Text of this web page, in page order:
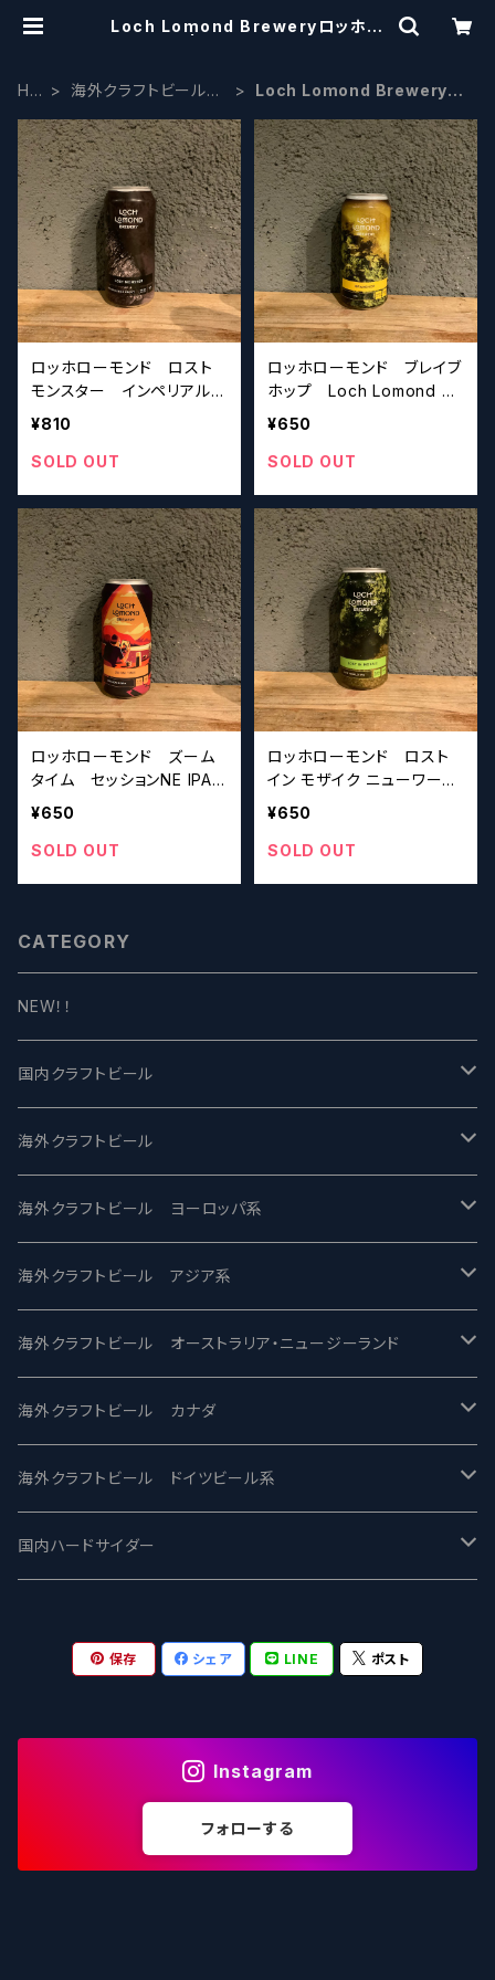
Loch Lomond Breweryロッホロ
HO
海外クラフトビール
Loch Lomond Breweryロ
ロッホローモンド ロスト
モンスター インペリアルミ
ルクスタウト Loch Lomo
er 【クラフトビールシザー
¥810
SOLD OUT
ロッホローモンド ブレイブ
ホップ Loch Lomond Br
ewery Bravehop Amber
ズ】
¥650
SOLD OUT
ロッホローモンド ズーム
タイム セッションNE IPA
Loch Lomond Brewer
ールシザーズ】
¥650
SOLD OUT
ロッホローモンド ロスト
イン モザイク ニューワール
ドIPA Loch Lomond Bre
ラフトビールシザーズ】
¥650
SOLD OUT
CATEGORY
NEW！！
国内クラフトビール
UCHU BREWING -うちゅうブルーイング
バテレ -VERTERE
2nd Story Ale Works -セカンドストーリー
ビアへるん - Beer Hearn
忽布古丹醸造 - HOP KOTAN
ワイマーケットブルーイング Y.Market Brewing
志賀高原ビール - SIGAKOGEN
箕面ビール - MINOH BEER
サンクトガーレン - Sankt Gallen
ウェストコーストブルーイング -WCB
海外クラフトビール
Modern Times モダンタイムズ
Maui マウイ
Toppling Goliath トップリンゴライアス
Fair State フェアステイト
Lagunitas ラグニタス
FirestoneWalker ファイアストーン
Mikkeller ミッケラー
Hop Nation ホップネーション
Brewski ブリュースキー
海外クラフトビール ヨーロッパ系
UnBarred -アンバード
SAIREN /サイレン
ワイルドチャイルド - Wilde Child
BrewDog Brewery - ブリュードッグ
The Flying Inn / ザ フライイング イン
Lambiek Fabriek - ファブリーク
Marble / マーブル
Buxton - バクストン
海外クラフトビール アジア系
gweilo-鬼佬 グウァイロ
Heart Of Darkness - ハートオブダークネス
Carbon brews -カーボン
TAIHU - タイフー
Behemoth - ベヒーモス
海外クラフトビール オーストラリア・ニュージーランド
ROCKY RIDGE - ロッキーリッジ
BODRIGGY BREWING ボッドリッジー
CO-CONSPIRATORS コ・コンスピレーターズ
Deep Creek Brewing Co.
8 Wired エイトワイアード
Isthmus イスムス
海外クラフトビール カナダ
Jackie O's ジャッキーオーズ
Westbrook ウェストブルック
Strathcona ストラスコナ
ODIN BREWING オディン
Electric Bicycle エレクトリックバイシクル
海外クラフトビール ドイツビール系
Karmeliten カーメリテン
Früh フリュー
Plank プランク
Tucher トゥーハー
国内ハードサイダー
保存 シェア LINE ポスト
Instagram
フォローする